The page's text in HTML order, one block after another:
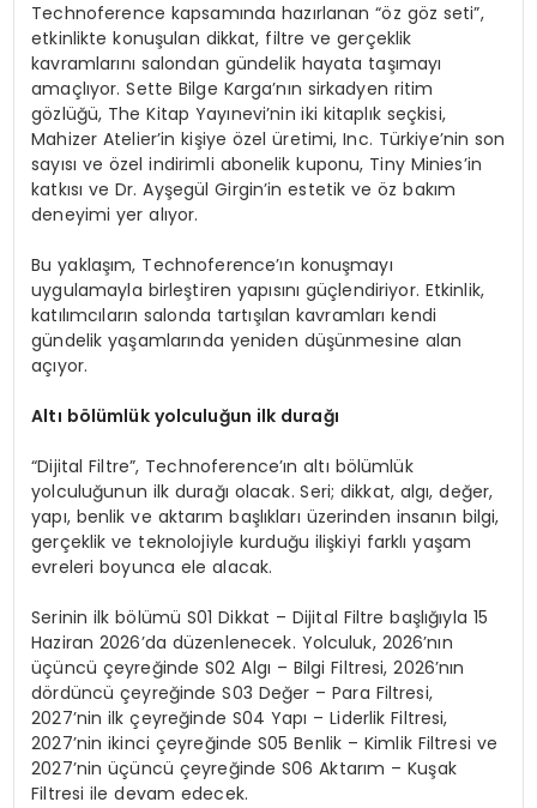
Technoference kapsamında hazırlanan “öz göz seti”,
etkinlikte konuşulan dikkat, filtre ve gerçeklik
kavramlarını salondan gündelik hayata taşımayı
amaçlıyor. Sette Bilge Karga’nın sirkadyen ritim
gözlüğü, The Kitap Yayınevi’nin iki kitaplık seçkisi,
Mahizer Atelier’in kişiye özel üretimi, Inc. Türkiye’nin son
sayısı ve özel indirimli abonelik kuponu, Tiny Minies’in
katkısı ve Dr. Ayşegül Girgin’in estetik ve öz bakım
deneyimi yer alıyor.
Bu yaklaşım, Technoference’ın konuşmayı
uygulamayla birleştiren yapısını güçlendiriyor. Etkinlik,
katılımcıların salonda tartışılan kavramları kendi
gündelik yaşamlarında yeniden düşünmesine alan
açıyor.
Altı bölümlük yolculuğun ilk durağı
“Dijital Filtre”, Technoference’ın altı bölümlük
yolculuğunun ilk durağı olacak. Seri; dikkat, algı, değer,
yapı, benlik ve aktarım başlıkları üzerinden insanın bilgi,
gerçeklik ve teknolojiyle kurduğu ilişkiyi farklı yaşam
evreleri boyunca ele alacak.
Serinin ilk bölümü S01 Dikkat – Dijital Filtre başlığıyla 15
Haziran 2026’da düzenlenecek. Yolculuk, 2026’nın
üçüncü çeyreğinde S02 Algı – Bilgi Filtresi, 2026’nın
dördüncü çeyreğinde S03 Değer – Para Filtresi,
2027’nin ilk çeyreğinde S04 Yapı – Liderlik Filtresi,
2027’nin ikinci çeyreğinde S05 Benlik – Kimlik Filtresi ve
2027’nin üçüncü çeyreğinde S06 Aktarım – Kuşak
Filtresi ile devam edecek.